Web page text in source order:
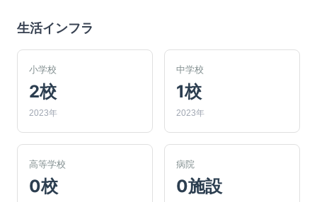
生活インフラ
小学校
2校
2023年
中学校
1校
2023年
高等学校
0校
病院
0施設